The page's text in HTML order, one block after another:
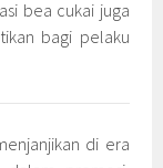
bea cukai juga
bagi pelaku
di era